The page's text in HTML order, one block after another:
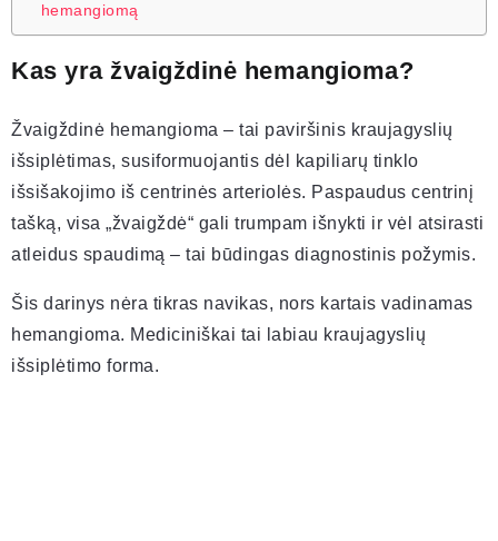
hemangiomą
Kas yra žvaigždinė hemangioma?
Žvaigždinė hemangioma – tai paviršinis kraujagyslių
išsiplėtimas, susiformuojantis dėl kapiliarų tinklo
išsišakojimo iš centrinės arteriolės. Paspaudus centrinį
tašką, visa „žvaigždė“ gali trumpam išnykti ir vėl atsirasti
atleidus spaudimą – tai būdingas diagnostinis požymis.
Šis darinys nėra tikras navikas, nors kartais vadinamas
hemangioma. Mediciniškai tai labiau kraujagyslių
išsiplėtimo forma.